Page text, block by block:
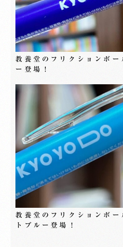
教養堂のフリクションボ
ー登場！
教養堂のフリクションボ
トブルー登場！